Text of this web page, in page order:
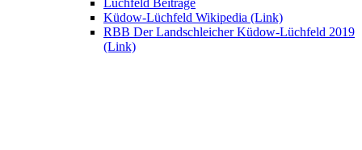
Lüchfeld Beiträge
Küdow-Lüchfeld Wikipedia (Link)
RBB Der Landschleicher Küdow-Lüchfeld 2019
(Link)